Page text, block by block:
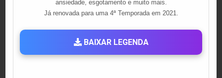
ansiedade, esgotamento e muito mais.
Já renovada para uma 4ª Temporada em 2021.
BAIXAR LEGENDA